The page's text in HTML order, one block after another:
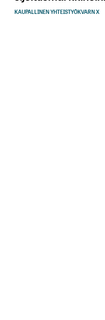
KAUPALLINEN YHTEISTYÖKVARN X